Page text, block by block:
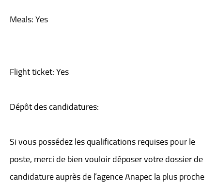
Meals: Yes
Flight ticket: Yes
Dépôt des candidatures:
Si vous possédez les qualifications requises pour le
poste, merci de bien vouloir déposer votre dossier de
candidature auprès de l’agence Anapec la plus proche